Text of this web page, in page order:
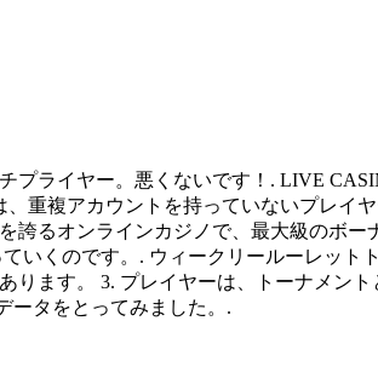
ライヤー。悪くないです！. LIVE
重複アカウントを持っていないプレイ
誇るオンラインカジノで、最大級のボー
いくのです。. ウィークリールーレット
ます。 3. プレイヤーは、トーナメン
ータをとってみました。.